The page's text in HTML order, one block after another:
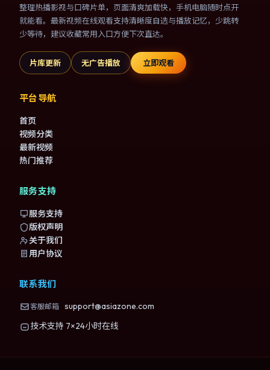
整理热播影视与口碑片单，页面清爽加载快，手机电脑随时点开
就能看。最新视频在线观看支持清晰度自选与播放记忆，少跳转
少等待，建议收藏常用入口方便下次直达。
片库更新 无广告播放 立即观看
平台导航
首页
视频分类
最新视频
热门推荐
服务支持
服务支持
版权声明
关于我们
用户协议
联系我们
客服邮箱 support@asiazone.com
技术支持 7×24小时在线